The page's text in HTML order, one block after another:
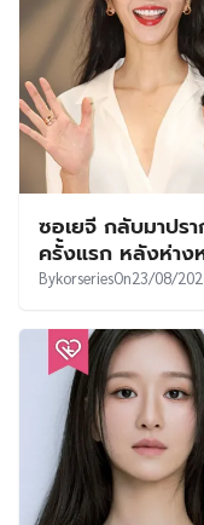
ซอเยจี กลับมาปร
ครั้งแรก หลังห่าง
BykorseriesOn23/08/